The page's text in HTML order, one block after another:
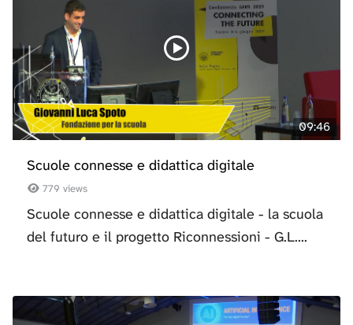
09:46
Scuole connesse e didattica digitale
779 views
Scuole connesse e didattica digitale - la scuola
del futuro e il progetto Riconnessioni - G.L....